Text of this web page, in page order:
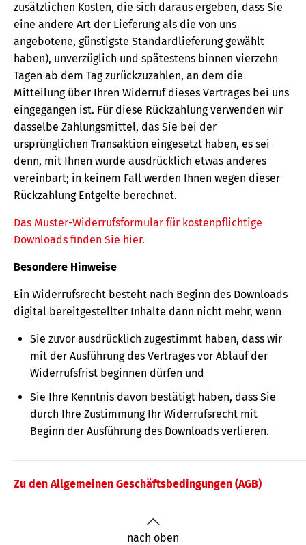
zusätzlichen Kosten, die sich daraus ergeben, dass Sie
eine andere Art der Lieferung als die von uns
angebotene, günstigste Standardlieferung gewählt
haben), unverzüglich und spätestens binnen vierzehn
Tagen ab dem Tag zurückzuzahlen, an dem die
Mitteilung über Ihren Widerruf dieses Vertrages bei uns
eingegangen ist. Für diese Rückzahlung verwenden wir
dasselbe Zahlungsmittel, das Sie bei der
ursprünglichen Transaktion eingesetzt haben, es sei
denn, mit Ihnen wurde ausdrücklich etwas anderes
vereinbart; in keinem Fall werden Ihnen wegen dieser
Rückzahlung Entgelte berechnet.
Das Muster-Widerrufsformular für kostenpflichtige
Downloads finden Sie hier.
Besondere Hinweise
Ein Widerrufsrecht besteht nach Beginn des Downloads
digital bereitgestellter Inhalte dann nicht mehr, wenn
Sie zuvor ausdrücklich zugestimmt haben, dass wir
mit der Ausführung des Vertrages vor Ablauf der
Widerrufsfrist beginnen dürfen und
Sie Ihre Kenntnis davon bestätigt haben, dass Sie
durch Ihre Zustimmung Ihr Widerrufsrecht mit
Beginn der Ausführung des Downloads verlieren.
Zu den Allgemeinen Geschäftsbedingungen (AGB)
nach oben